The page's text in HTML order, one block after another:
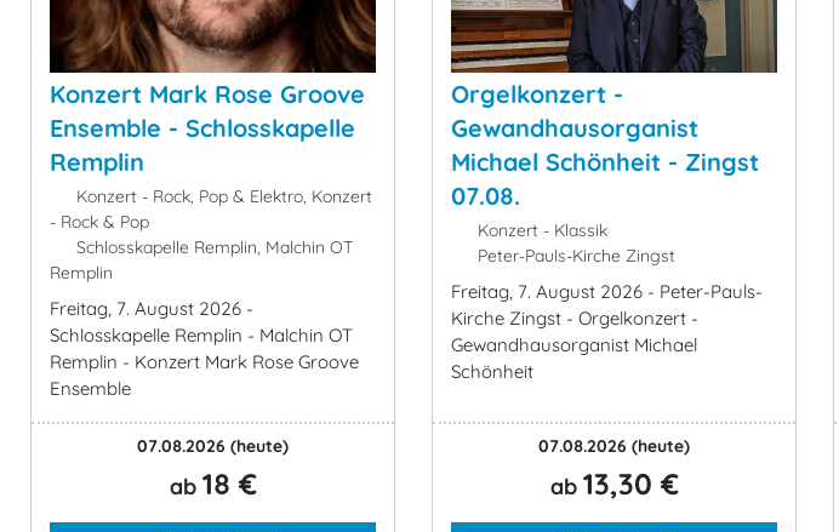
Konzert Mark Rose Groove
Ensemble - Schlosskapelle
Remplin
Konzert - Rock, Pop & Elektro, Konzert
- Rock & Pop
Schlosskapelle Remplin, Malchin OT
Remplin
Freitag, 7. August 2026 -
Schlosskapelle Remplin - Malchin OT
Remplin - Konzert Mark Rose Groove
Ensemble
07.08.2026 (heute)
ab 18 €
Orgelkonzert -
Gewandhausorganist
Michael Schönheit - Zingst
07.08.
Konzert - Klassik
Peter-Pauls-Kirche Zingst
Freitag, 7. August 2026 - Peter-Pauls-
Kirche Zingst - Orgelkonzert -
Gewandhausorganist Michael
Schönheit
07.08.2026 (heute)
ab 13,30 €